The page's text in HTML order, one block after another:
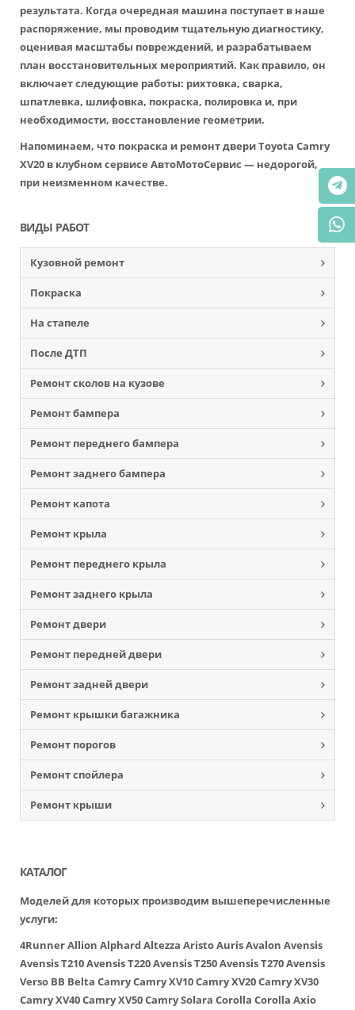
результата. Когда очередная машина поступает в наше
распоряжение, мы проводим тщательную диагностику,
оценивая масштабы повреждений, и разрабатываем
план восстановительных мероприятий. Как правило, он
включает следующие работы: рихтовка, сварка,
шпатлевка, шлифовка, покраска, полировка и, при
необходимости, восстановление геометрии.
Напоминаем, что покраска и ремонт двери Toyota Camry
XV20 в клубном сервисе АвтоМотоСервис — недорогой,
при неизменном качестве.
ВИДЫ РАБОТ
Кузовной ремонт
Покраска
На стапеле
После ДТП
Ремонт сколов на кузове
Ремонт бампера
Ремонт переднего бампера
Ремонт заднего бампера
Ремонт капота
Ремонт крыла
Ремонт переднего крыла
Ремонт заднего крыла
Ремонт двери
Ремонт передней двери
Ремонт задней двери
Ремонт крышки багажника
Ремонт порогов
Ремонт спойлера
Ремонт крыши
КАТАЛОГ
Моделей для которых производим вышеперечисленные
услуги:
4RunnerAllion AlphardAltezza AristoAurisAvalon Avensis
Avensis T210Avensis T220Avensis T250Avensis T270Avensis
Verso BB Belta CamryCamry XV10Camry XV20Camry XV30
Camry XV40Camry XV50Camry Solara Corolla Corolla Axio